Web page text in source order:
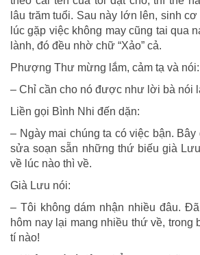
lâu trăm tuổi. Sau này lớn lên, sinh
lúc gặp việc không may cũng tai qua
lành, đó đều nhờ chữ “Xảo” cả.
Phượng Thư mừng lắm, cảm tạ và nói:
– Chỉ cần cho nó được như lời bà nói
Liền gọi Bình Nhi đến dặn:
– Ngày mai chúng ta có việc bận.
sửa soạn sẵn những thứ biếu già
về lúc nào thì về.
Già Lưu nói:
– Tôi không dám nhận nhiều đâu.
hôm nay lại mang nhiều thứ về, trong
tí nào!